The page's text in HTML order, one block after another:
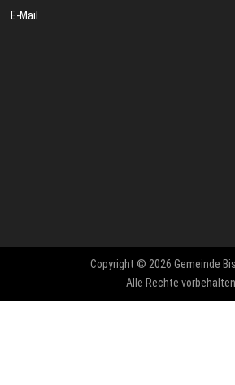
E-Mail
Copyright © 2026 Gemeinde
Alle Rechte